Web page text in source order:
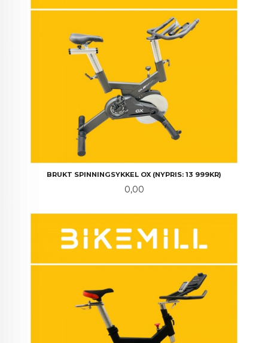
BRUKT SPINNINGSYKKEL OX (NYPRIS: 13 999KR)
Pris
0,00